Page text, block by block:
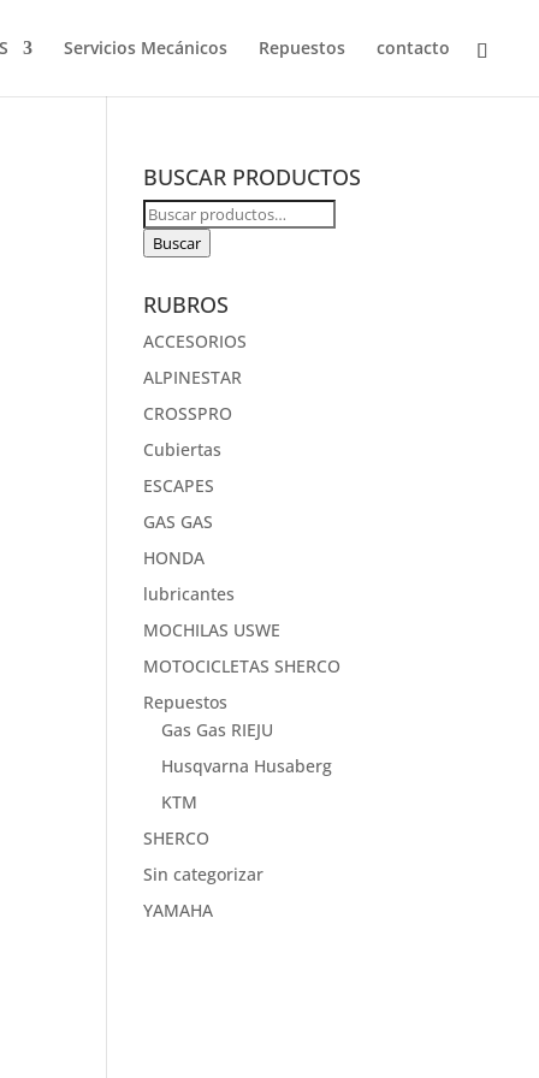
Servicios Mecánicos Repuestos contacto
BUSCAR PRODUCTOS
Buscar
por:
Buscar
RUBROS
ACCESORIOS
ALPINESTAR
CROSSPRO
Cubiertas
ESCAPES
GAS GAS
HONDA
lubricantes
MOCHILAS USWE
MOTOCICLETAS SHERCO
Repuestos
Gas Gas RIEJU
Husqvarna Husaberg
KTM
SHERCO
Sin categorizar
YAMAHA